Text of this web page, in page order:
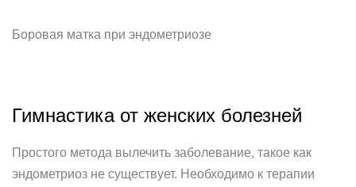
Боровая матка при эндометриозе
Гимнастика от женских болезней
Простого метода вылечить заболевание, такое как
эндометриоз не существует. Необходимо к терапии